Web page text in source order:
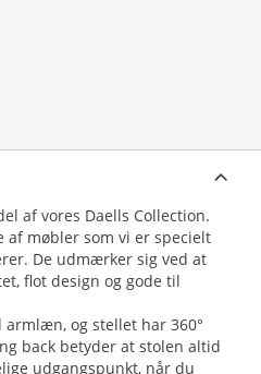
af vores Daells Collection.
af møbler som vi er specielt
De udmærker sig ved at
flot design og gode til
og stellet har 360°
back betyder at stolen altid
udgangspunkt, når du